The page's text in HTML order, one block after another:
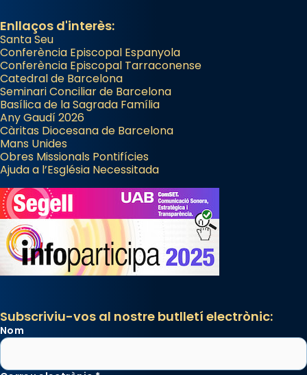
Enllaços d'interès:
Santa Seu
Conferència Episcopal Espanyola
Conferència Episcopal Tarraconense
Catedral de Barcelona
Seminari Conciliar de Barcelona
Basílica de la Sagrada Família
Any Gaudí 2026
Càritas Diocesana de Barcelona
Mans Unides
Obres Missionals Pontifícies
Ajuda a l’Església Necessitada
Subscriviu-vos al nostre butlletí electrònic:
Nom